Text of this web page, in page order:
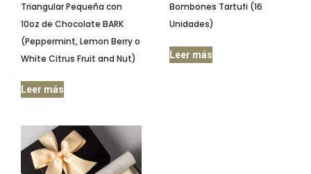
Triangular Pequeña con
10oz de Chocolate BARK
(Peppermint, Lemon Berry o
White Citrus Fruit and Nut)
Leer más
Bombones Tartufi (16
Unidades)
Leer más